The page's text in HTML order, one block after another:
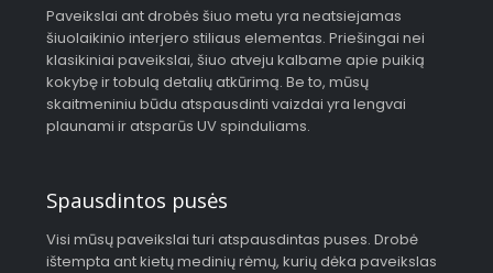
Paveikslai ant drobės šiuo metu yra neatsiejamas
šiuolaikinio interjero stiliaus elementas. Priešingai nei
klasikiniai paveikslai, šiuo atveju kalbame apie puikią
kokybę ir tobulą detalių atkūrimą. Be to, mūsų
skaitmeniniu būdu atspausdinti vaizdai yra lengvai
plaunami ir atsparūs UV spinduliams.
Spausdintos pusės
Visi mūsų paveikslai turi atspausdintas puses. Drobė
ištempta ant kietų medinių rėmų, kurių dėka paveikslas